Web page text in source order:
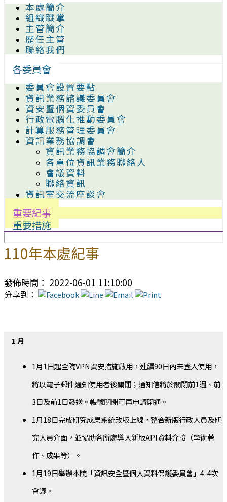
本處簡介
組織職掌
主管簡介
歷任主管
聯絡我們
各委員會
委員會設置要點
資訊業務諮議委員會
資安暨個資委員會
行政電腦化推動委員會
計算服務管理委員會
資訊業務協調會
資訊業務協調會簡介
各單位資訊業務聯絡人
會議資料
聯絡資訊
資訊室交流座談會
重要紀事
重要措施
110年本處紀事
發佈時間： 2022-06-01 11:10:00
分享到：
1 月
1月1日起全院VPN資安措施啟用，連續90日內未登入使用，
將以電子郵件通知使用者後關閉；通知信將於關閉前1週、前
3日及前1日發送。帳號關閉可再申請開通。
1月18日完成研究成果系統改版上線，整合新版行政人員及研
究人員介面，並協助各所處導入新版API資料介接（學術著
作、成果等）。
1月19日舉辦本院「資訊安全暨個人資料保護委員會」4-4次
會議。